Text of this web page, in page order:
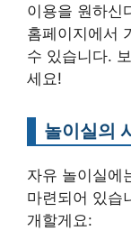
이용을 원하신
홈페이지에서
수 있습니다.
세요!
놀이실의
자유 놀이실에
마련되어 있습
개할게요: